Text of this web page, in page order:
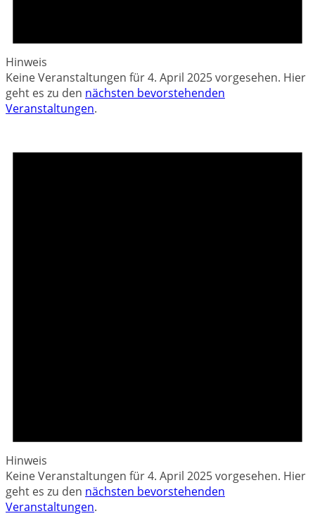
Hinweis
Keine Veranstaltungen für 4. April 2025 vorgesehen. Hier
geht es zu den nächsten bevorstehenden
Veranstaltungen.
Hinweis
Keine Veranstaltungen für 4. April 2025 vorgesehen. Hier
geht es zu den nächsten bevorstehenden
Veranstaltungen.